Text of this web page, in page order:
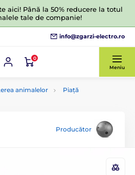
aici! Până la 50% reducere la totul
tale de companie!
info@zgarzi-electro.ro
0
Meniu
animalelor
Piață
Producător